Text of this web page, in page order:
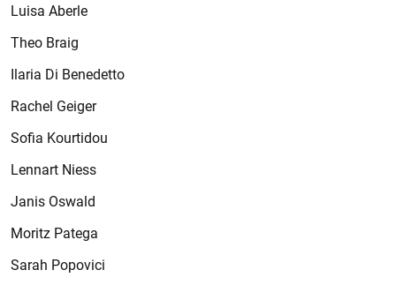
Luisa Aberle
Theo Braig
Ilaria Di Benedetto
Rachel Geiger
Sofia Kourtidou
Lennart Niess
Janis Oswald
Moritz Patega
Sarah Popovici